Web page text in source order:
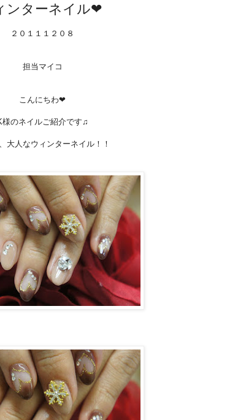
ンターネイル❤
２０１１１２０８
担当マイコ
こんにちわ❤
様のネイルご紹介です♫
大人なウィンターネイル！！